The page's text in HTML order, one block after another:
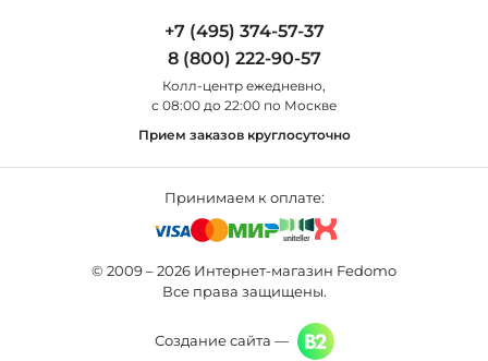
Уличные светильники
+7 (495) 374-57-37
8 (800) 222-90-57
Колл-центр eжедневно,
с 08:00 до 22:00 по Москве
Прием заказов круглосуточно
Принимаем к оплате:
© 2009 – 2026 Интернет-магазин Fedomo
Все права защищены.
Создание сайта —